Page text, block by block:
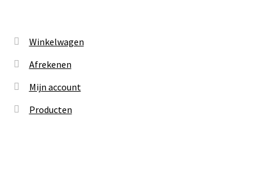
Winkelwagen
Afrekenen
Mijn account
Producten